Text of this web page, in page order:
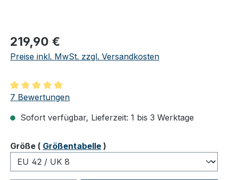
Regulärer Preis:
219,90 €
Preise inkl. MwSt. zzgl. Versandkosten
Durchschnittliche Bewertung von 5 von 5 Sternen
7 Bewertungen
Sofort verfügbar, Lieferzeit: 1 bis 3 Werktage
Größeauswählen
( Größentabelle )